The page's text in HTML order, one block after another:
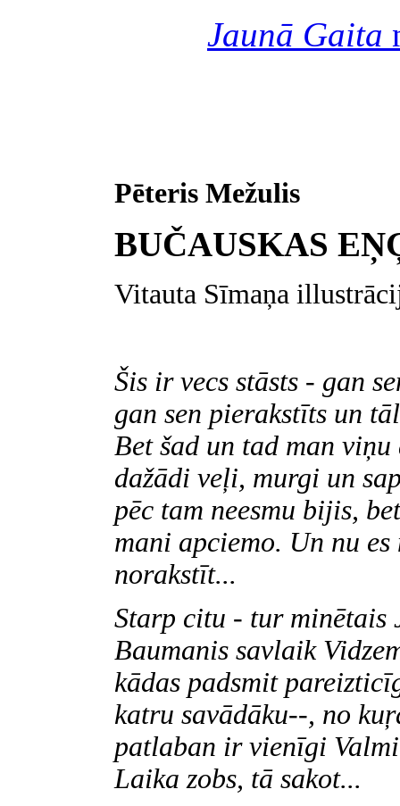
Jaunā Gaita
Pēteris Mežulis
BUČAUSKAS
Vitauta Sīmaņa
Šis ir vecs stāsts - gan
gan sen pierakstīts un
Bet šad un tad man
dažādi veļi, murgi un
pēc tam neesmu bijis,
mani apciemo. Un nu es
norakstīt...
Starp citu - tur minētais
Baumanis savlaik
kādas padsmit
katru savādāku--, no
patlaban ir vienīgi
Laika zobs, tā sakot...